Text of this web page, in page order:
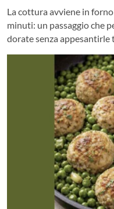
La cottura avviene in
minuti: un passaggio che
dorate senza appesantirle